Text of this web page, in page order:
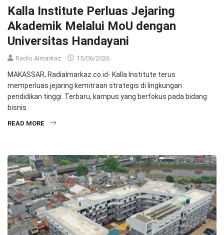
Kalla Institute Perluas Jejaring
Akademik Melalui MoU dengan
Universitas Handayani
Radio Almarkaz 15/06/2026
MAKASSAR, Radialmarkaz.co.id- Kalla Institute terus
memperluas jejaring kemitraan strategis di lingkungan
pendidikan tinggi. Terbaru, kampus yang berfokus pada bidang
bisnis
READ MORE